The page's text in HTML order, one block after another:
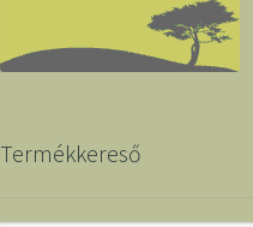
Termékkereső